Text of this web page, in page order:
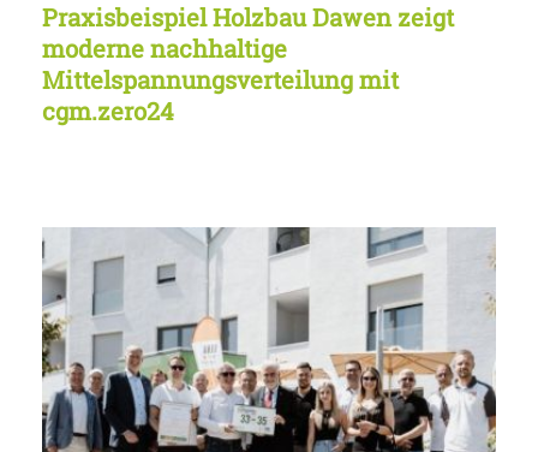
Praxisbeispiel Holzbau Dawen zeigt
moderne nachhaltige
Mittelspannungsverteilung mit
cgm.zero24